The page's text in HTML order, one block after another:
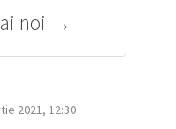
noi →
2021, 12:30